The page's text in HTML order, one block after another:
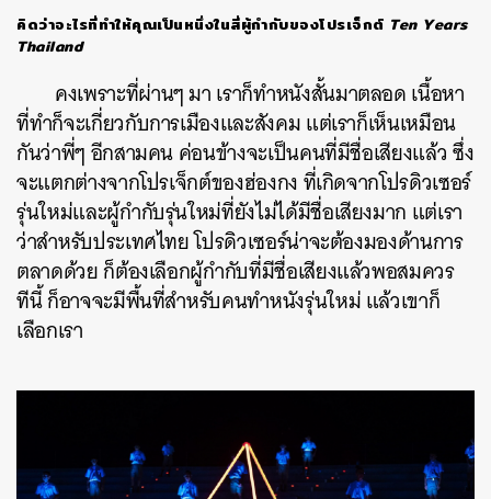
คิดว่าอะไรที่ทำให้คุณเป็นหนึ่งในสี่ผู้กำกับของโปรเจ็กต์ Ten Years
Thailand
คงเพราะที่ผ่านๆ มา เราก็ทำหนังสั้นมาตลอด เนื้อหา
ที่ทำก็จะเกี่ยวกับการเมืองและสังคม แต่เราก็เห็นเหมือน
กันว่าพี่ๆ อีกสามคน ค่อนข้างจะเป็นคนที่มีชื่อเสียงแล้ว ซึ่ง
จะแตกต่างจากโปรเจ็กต์ของฮ่องกง ที่เกิดจากโปรดิวเซอร์
รุ่นใหม่และผู้กำกับรุ่นใหม่ที่ยังไม่ได้มีชื่อเสียงมาก แต่เรา
ว่าสำหรับประเทศไทย โปรดิวเซอร์น่าจะต้องมองด้านการ
ตลาดด้วย ก็ต้องเลือกผู้กำกับที่มีชื่อเสียงแล้วพอสมควร
ทีนี้ ก็อาจจะมีพื้นที่สำหรับคนทำหนังรุ่นใหม่ แล้วเขาก็
เลือกเรา